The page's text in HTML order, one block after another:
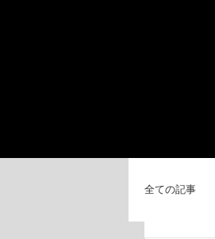
全ての記事